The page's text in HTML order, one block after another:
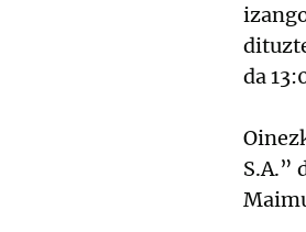
da
S.A.”